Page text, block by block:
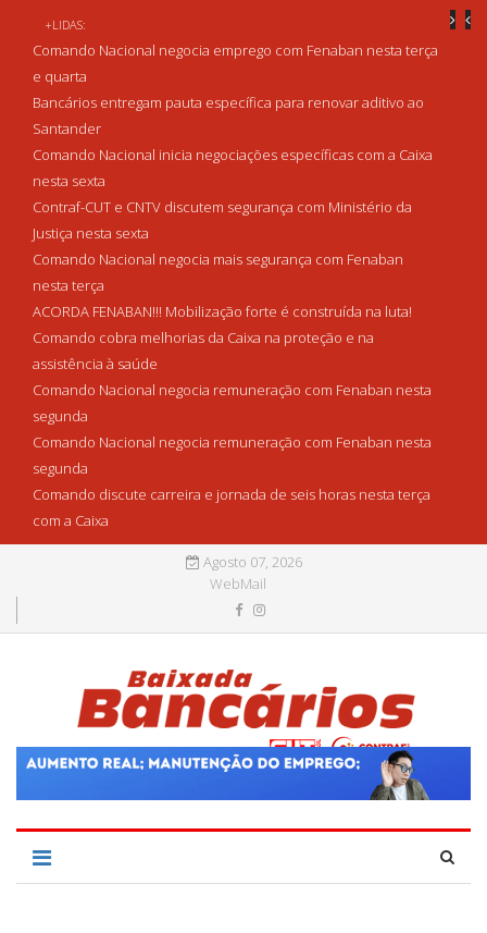
+LIDAS:
Comando Nacional negocia emprego com Fenaban nesta terça
e quarta
Bancários entregam pauta específica para renovar aditivo ao
Santander
Comando Nacional inicia negociações específicas com a Caixa
nesta sexta
Contraf-CUT e CNTV discutem segurança com Ministério da
Justiça nesta sexta
Comando Nacional negocia mais segurança com Fenaban
nesta terça
ACORDA FENABAN!!! Mobilização forte é construída na luta!
Comando cobra melhorias da Caixa na proteção e na
assistência à saúde
Comando Nacional negocia remuneração com Fenaban nesta
segunda
Comando Nacional negocia remuneração com Fenaban nesta
segunda
Comando discute carreira e jornada de seis horas nesta terça
com a Caixa
Agosto 07, 2026
WebMail